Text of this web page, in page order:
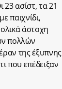
ασίστ, τα 21
παιχνίδι,
άστοχη
πολλών
της έξυπνης
που επέδειξαν